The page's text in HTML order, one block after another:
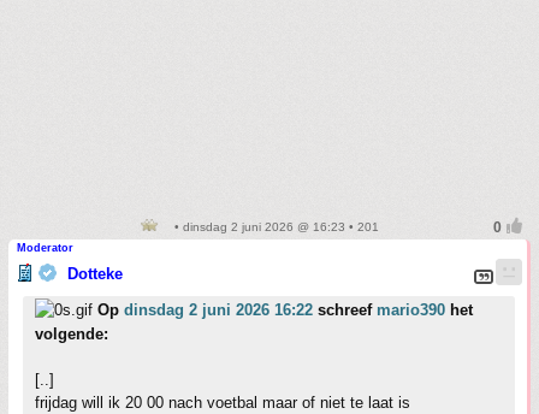
• dinsdag 2 juni 2026 @ 16:23 • 201
Moderator
Dotteke
Op dinsdag 2 juni 2026 16:22 schreef mario390 het
volgende:
[..]
frijdag will ik 20 00 nach voetbal maar of niet te laat is